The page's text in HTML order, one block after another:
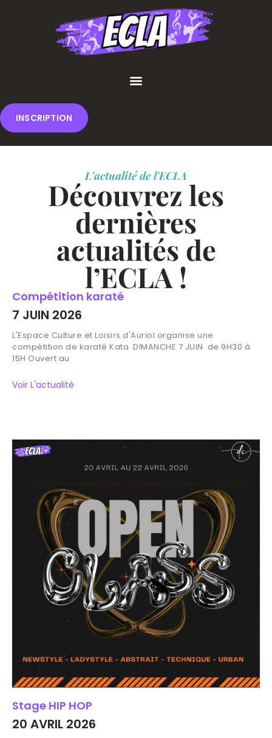
INSCRIPTION
L'actualité de l'ECLA
Découvrez les
dernières
actualités de
l’ECLA !
Compétition karaté
7 JUIN 2026
L'Espace Culture et Loisirs d'Auriol organise une
compétition de karaté Kata DIMANCHE 7 JUIN de 9H30 à
15H Ouvert au
Voir L'actualité
Stage HIP HOP
20 AVRIL 2026